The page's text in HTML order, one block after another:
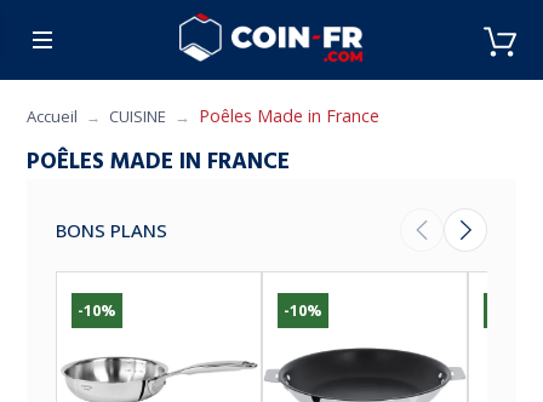
CUISINE MOBILIER
Accueil CUISINE Poêles Made in France
POÊLES MADE IN FRANCE
BONS PLANS
-10% -10%